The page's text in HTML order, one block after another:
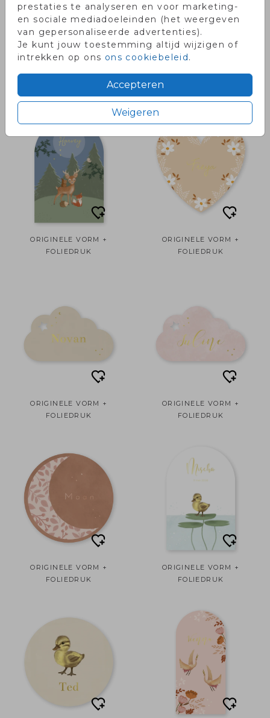
prestaties te analyseren en voor marketing-
en sociale mediadoeleinden (het weergeven
van gepersonaliseerde advertenties).
Je kunt jouw toestemming altijd wijzigen of
intrekken op ons ons cookiebeleid.
Accepteren
Weigeren
ORIGINELE VORM +
ORIGINELE VORM +
ORIGINELE VORM +
FOLIEDRUK
ORIGINELE VORM +
FOLIEDRUK
ORIGINELE VORM +
FOLIEDRUK
ORIGINELE VORM +
FOLIEDRUK
ORIGINELE VORM +
FOLIEDRUK
ORIGINELE VORM +
FOLIEDRUK